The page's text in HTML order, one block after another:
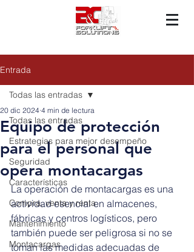
Entrada
Todas las entradas
Estrategias para mejor desempeño
Seguridad
Características
Compra, venta y renta
Mantenimiento
Montacargas
Todas las entradas
Equipo de protección
para el personal que
opera montacargas
20 dic 2024 4 min de lectura
La operación de montacargas es una
actividad esencial en almacenes,
fábricas y centros logísticos, pero
también puede ser peligrosa si no se
toman las medidas adecuadas de